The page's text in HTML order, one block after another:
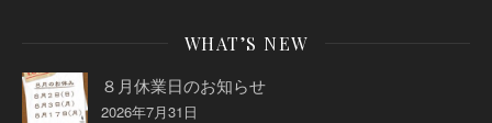
WHAT’S NEW
８月休業日のお知らせ
2026年7月31日